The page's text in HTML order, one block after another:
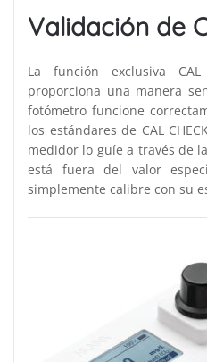
Validación de
La función exclusiva CAL
proporciona una manera
fotómetro funcione
los estándares de CAL
medidor lo guíe a través de
está fuera del valor
simplemente calibre con su